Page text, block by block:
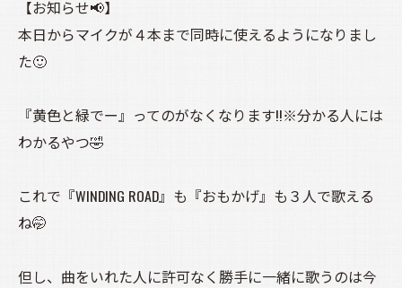
【お知らせ📢】
本日からマイクが４本まで同時に使えるようになりまし
た🙂
『黄色と緑でー』ってのがなくなります!!※分かる人には
わかるやつ🤣
これで『WINDING ROAD』も『おもかげ』も３人で歌える
ね🤭
但し、曲をいれた人に許可なく勝手に一緒に歌うのは今